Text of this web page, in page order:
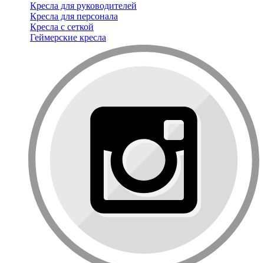
Кресла для руководителей
Кресла для персонала
Кресла с сеткой
Геймерские кресла